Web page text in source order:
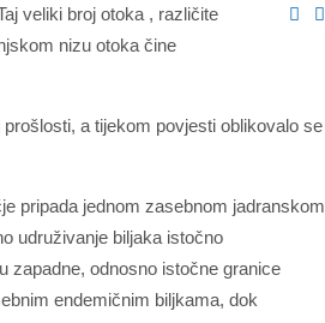
veliki broj otoka , različite
nizu otoka čine
a tijekom povjesti oblikovalo se
pripada jednom zasebnom jadranskom
udruživanje biljaka istočno
zapadne, odnosno istočne granice
endemičnim biljkama, dok